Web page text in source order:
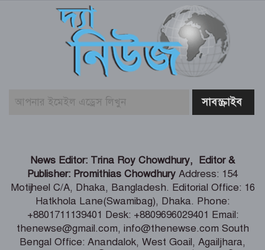
ইতালি যাওয়ার পথে লিবিয়ায় বন্দি যুবক,
দেড় বছর ধরে নেই খোঁজ!
ডেপুটি স্পিকারের নামে জাল ডিও পত্র তৈরি,
এসি ল্যান্ডের বিরুদ্ধে মামলা
পরীক্ষাগার, কমবে মাদক মামলার জট –
স্বরাষ্ট্রমন্ত্রী
ফ্যাসিস্টের ভাষায় বলা হচ্ছে সরকারকে ৫
বছরও যেতে দেয়া হবে না – মির্জা ফখরুল
News Editor: Trina Roy Chowdhury, Editor &
Publisher: Promithias Chowdhury Address: 154
Motijheel C/A, Dhaka, Bangladesh. Editorial Office: 16
Hatkhola Lane(Swamibag), Dhaka. Phone:
+8801711139401 Desk: +8809696029401 Email:
thenewse@gmail.com, info@thenewse.com South
Bengal Office: Anandalok, West Goail, Agailjhara,